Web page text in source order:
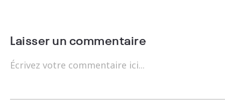
Laisser un commentaire